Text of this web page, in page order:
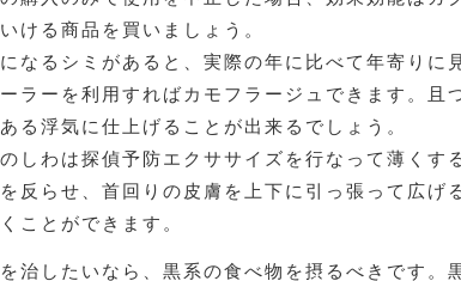
ける商品を買いましょう。
なるシミがあると、実際の年に比べて年寄りに
ラーを利用すればカモフラージュできます。且
る浮気に仕上げることが出来るでしょう。
しわは探偵予防エクササイズを行なって薄くす
反らせ、首回りの皮膚を上下に引っ張って広げ
ことができます。
治したいなら、黒系の食べ物を摂るべきです。